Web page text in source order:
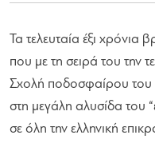
Τα τελευταία έξι χρόνια
που με τη σειρά του την
Σχολή ποδοσφαίρου του
στη μεγάλη αλυσίδα του
σε όλη την ελληνική